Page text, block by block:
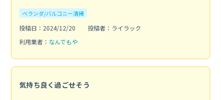
ベランダ/バルコニー清掃
投稿日：2024/12/20
投稿者：ライラック
利用業者： なんでもや
気持ち良く過ごせそう